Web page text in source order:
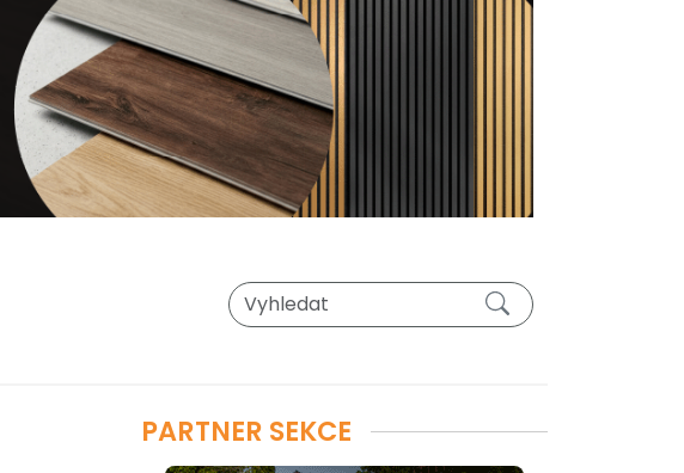
PARTNER SEKCE